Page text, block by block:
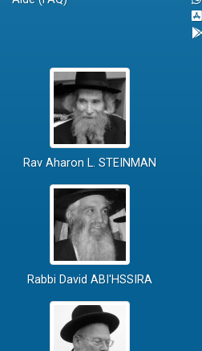
Rav Aharon L. STEINMAN
Rabbi David ABI'HSSIRA